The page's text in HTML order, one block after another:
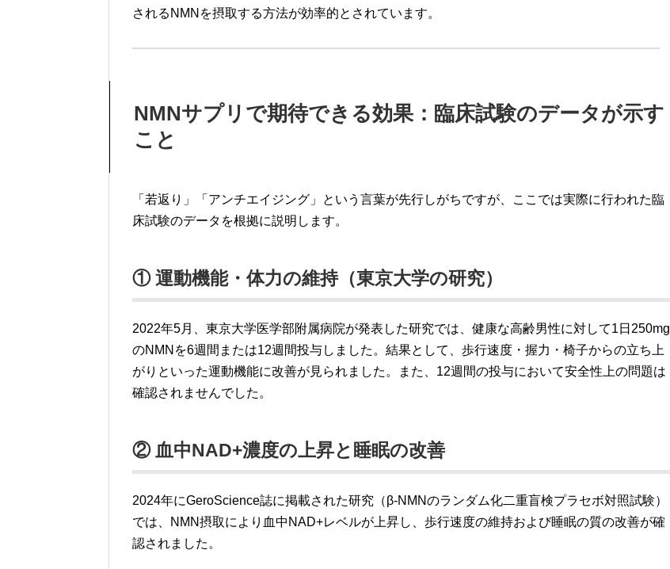
されるNMNを摂取する方法が効率的とされています。
NMNサプリで期待できる効果：臨床試験のデータが示す
こと
「若返り」「アンチエイジング」という言葉が先行しがちですが、ここでは実際に行われた臨
床試験のデータを根拠に説明します。
① 運動機能・体力の維持（東京大学の研究）
2022年5月、東京大学医学部附属病院が発表した研究では、健康な高齢男性に対して1日250mg
のNMNを6週間または12週間投与しました。結果として、歩行速度・握力・椅子からの立ち上
がりといった運動機能に改善が見られました。また、12週間の投与において安全性上の問題は
確認されませんでした。
② 血中NAD+濃度の上昇と睡眠の改善
2024年にGeroScience誌に掲載された研究（β-NMNのランダム化二重盲検プラセボ対照試験）
では、NMN摂取により血中NAD+レベルが上昇し、歩行速度の維持および睡眠の質の改善が確
認されました。